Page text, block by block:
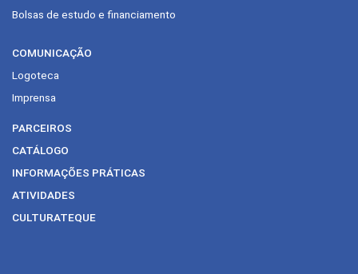
Bolsas de estudo e financiamento
COMUNICAÇÃO
Logoteca
Imprensa
PARCEIROS
CATÁLOGO
INFORMAÇÕES PRÁTICAS
ATIVIDADES
CULTURATEQUE